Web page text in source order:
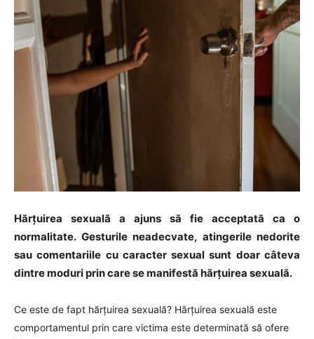
Hărțuirea sexuală a ajuns să fie acceptată ca o
normalitate. Gesturile neadecvate, atingerile nedorite
sau comentariile cu caracter sexual sunt doar câteva
dintre moduri prin care se manifestă hărțuirea sexuală.
Ce este de fapt hărțuirea sexuală? Hărțuirea sexuală este
comportamentul prin care victima este determinată să ofere